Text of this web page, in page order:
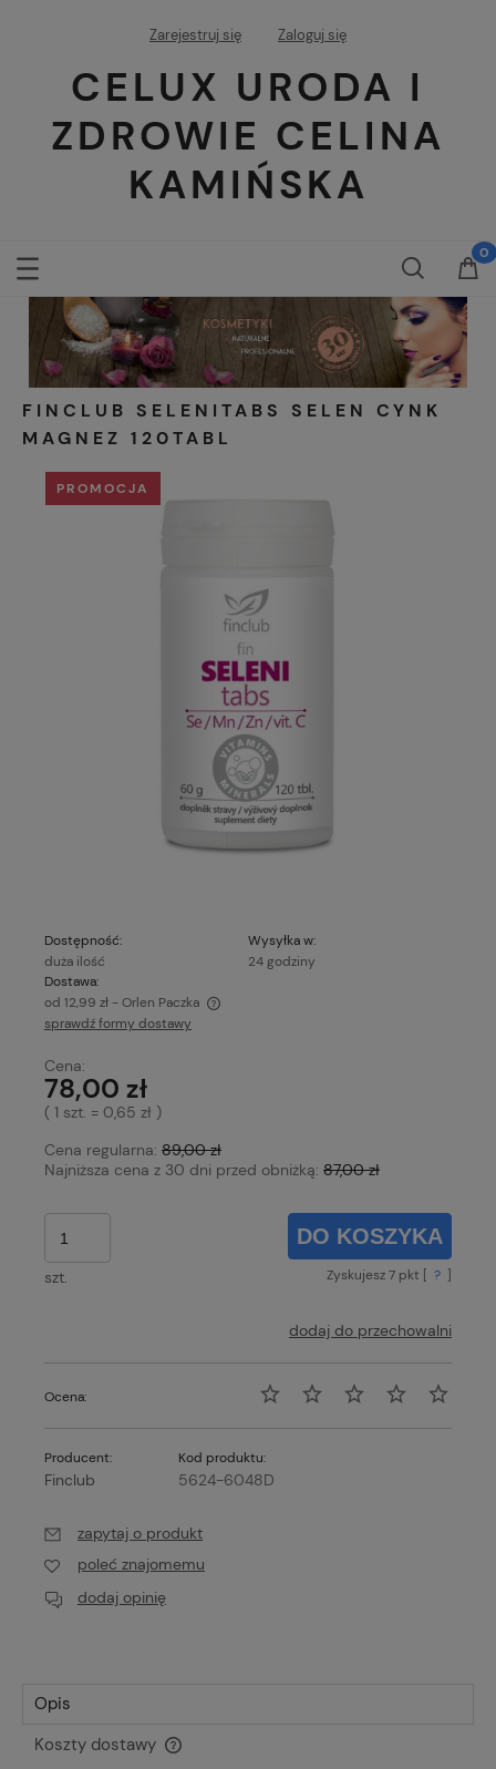
Zarejestruj się Zaloguj się
CELUX URODA I
ZDROWIE CELINA
KAMIŃSKA
FINCLUB SELENITABS SELEN CYNK
MAGNEZ 120TABL
PROMOCJA
Dostępność:
duża ilość
Wysyłka w:
24 godziny
Dostawa:
od 12,99 zł - Orlen Paczka
Cena nie zawiera ewentualnych kosztów płatności
sprawdź formy dostawy
Cena:
78,00 zł
( 1 szt. = 0,65 zł )
Cena regularna: 89,00 zł
Najniższa cena z 30 dni przed obniżką: 87,00 zł
szt.
DO KOSZYKA
Zyskujesz7 pkt [ ? ]
dodaj do przechowalni
Ocena:
Producent:
Finclub
Kod produktu:
5624-6048D
zapytaj o produkt
poleć znajomemu
dodaj opinię
Opis
Koszty dostawy
Cena nie zawiera ewentualnych kosztów płatności